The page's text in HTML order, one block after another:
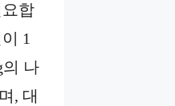
합
1
의 나
, 대